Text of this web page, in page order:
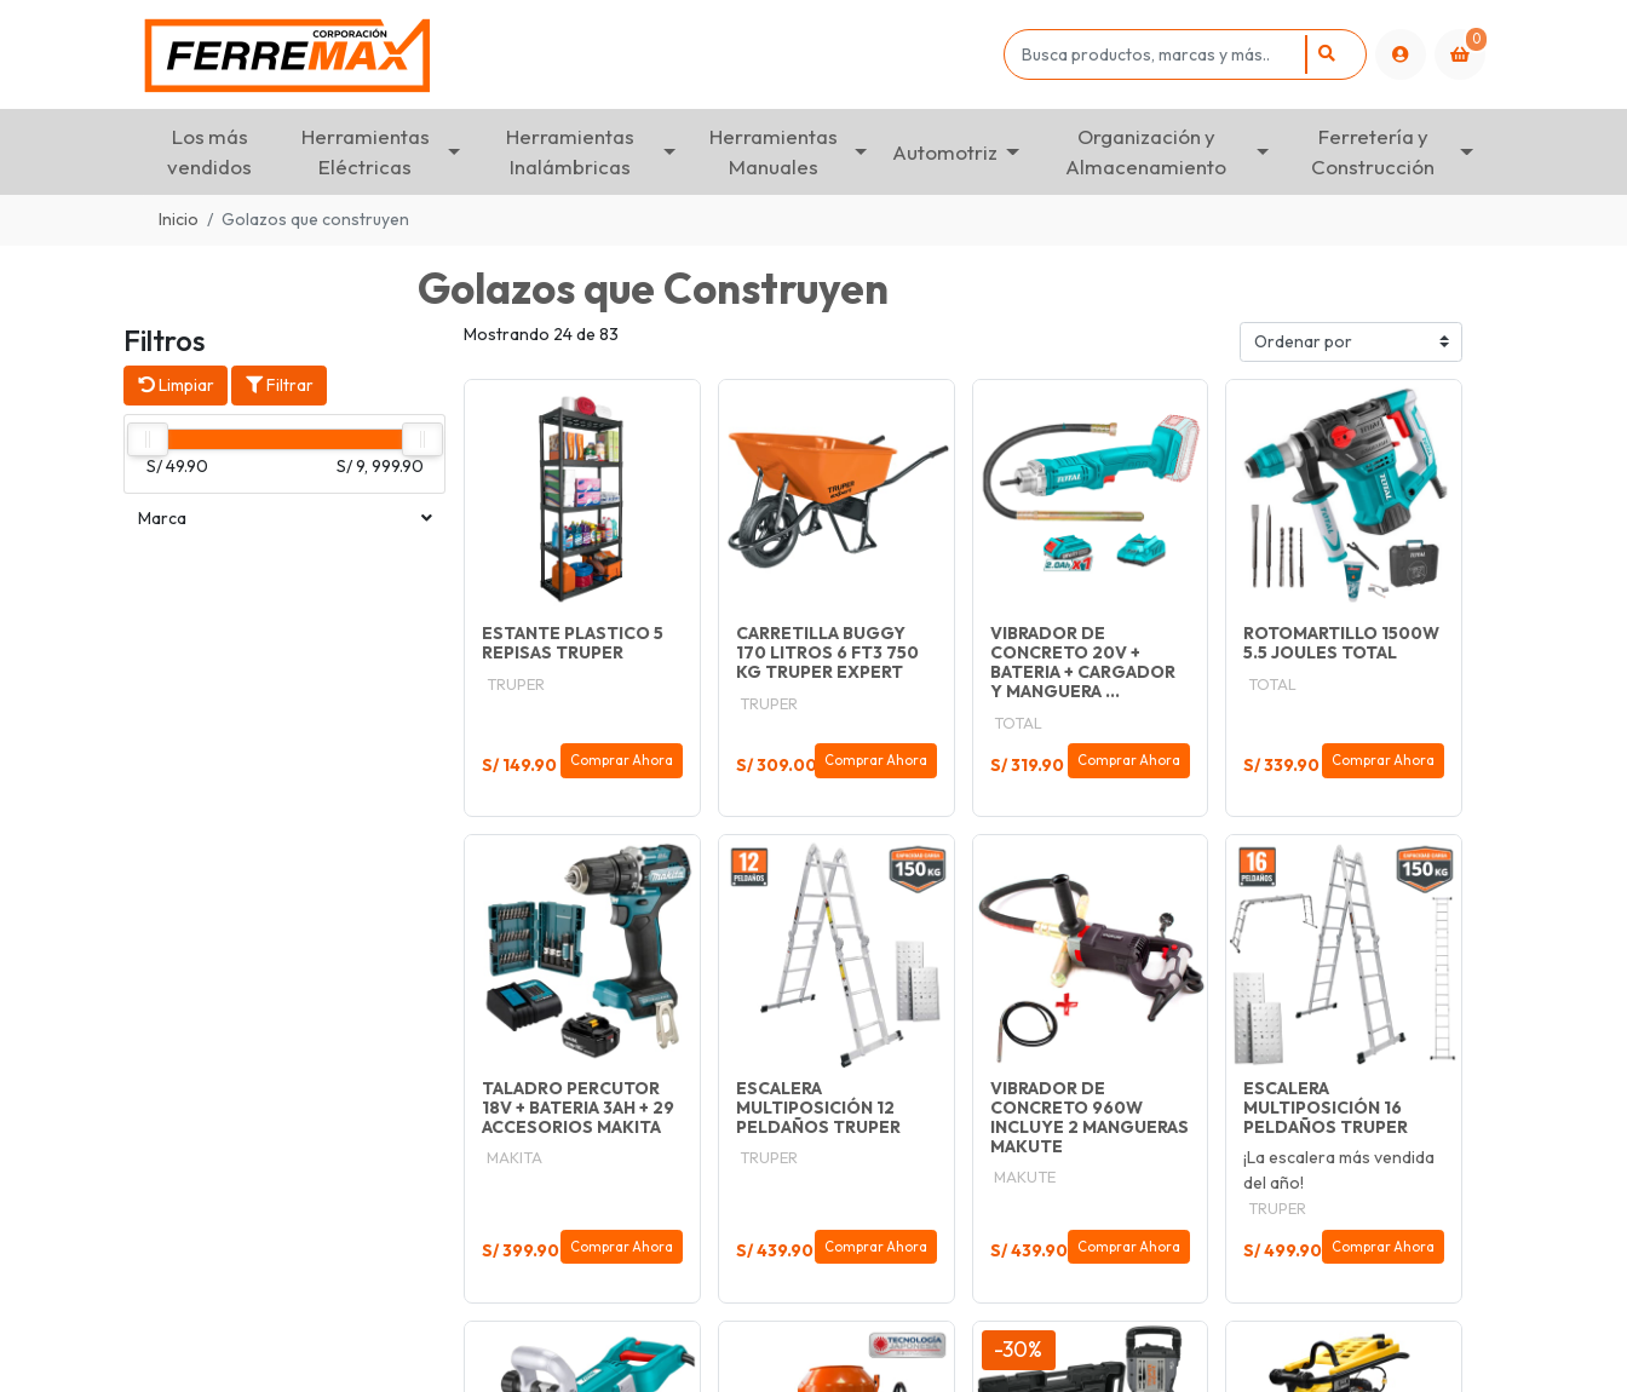
0
Los más
vendidos
Herramientas
Eléctricas
Herramientas
Inalámbricas
Herramientas
Manuales
Automotriz
Organización y
Almacenamiento
Ferretería y
Construcción
Inicio Golazos que construyen
Golazos que Construyen
Filtros
Limpiar Filtrar
S/ 49.90 S/ 9, 999.90
Marca
Mostrando 24 de 83
ESTANTE PLASTICO 5
REPISAS TRUPER
TRUPER
S/ 149.90 Comprar Ahora
CARRETILLA BUGGY
170 LITROS 6 FT3 750
KG TRUPER EXPERT
TRUPER
S/ 309.00 Comprar Ahora
VIBRADOR DE
CONCRETO 20V +
BATERIA + CARGADOR
Y MANGUERA ...
TOTAL
S/ 319.90 Comprar Ahora
ROTOMARTILLO 1500W
5.5 JOULES TOTAL
TOTAL
S/ 339.90 Comprar Ahora
TALADRO PERCUTOR
18V + BATERIA 3AH + 29
ACCESORIOS MAKITA
MAKITA
S/ 399.90 Comprar Ahora
ESCALERA
MULTIPOSICIÓN 12
PELDAÑOS TRUPER
TRUPER
S/ 439.90 Comprar Ahora
VIBRADOR DE
CONCRETO 960W
INCLUYE 2 MANGUERAS
MAKUTE
MAKUTE
S/ 439.90 Comprar Ahora
ESCALERA
MULTIPOSICIÓN 16
PELDAÑOS TRUPER
¡La escalera más vendida
del año!
TRUPER
S/ 499.90 Comprar Ahora
-30%